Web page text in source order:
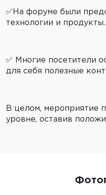
✅На форуме были
технологии и продукты.
✅ Многие посетители
для себя полезные
В целом, мероприятие
уровне, оставив